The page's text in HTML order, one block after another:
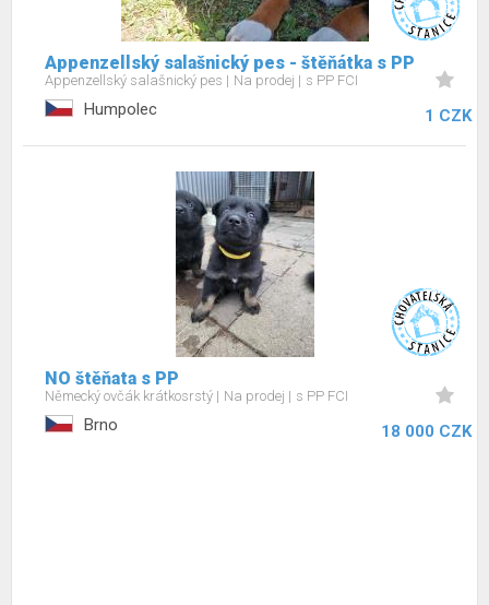
Appenzellský salašnický pes - štěňátka s PP
Appenzellský salašnický pes Na prodej s PP FCI
Humpolec 1 CZK
NO štěňata s PP
Německý ovčák krátkosrstý Na prodej s PP FCI
Brno 18 000 CZK